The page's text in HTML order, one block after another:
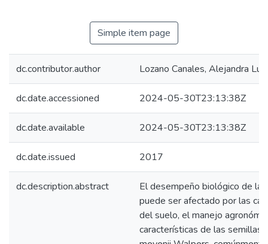
Simple item page
dc.contributor.author Lozano Canales, Alejandra
dc.date.accessioned 2024-05-30T23:13:38Z
dc.date.available 2024-05-30T23:13:38Z
dc.date.issued 2017
dc.description.abstract
El desempeño biológico de
puede ser afectado por las
del suelo, el manejo
características de las semillas.